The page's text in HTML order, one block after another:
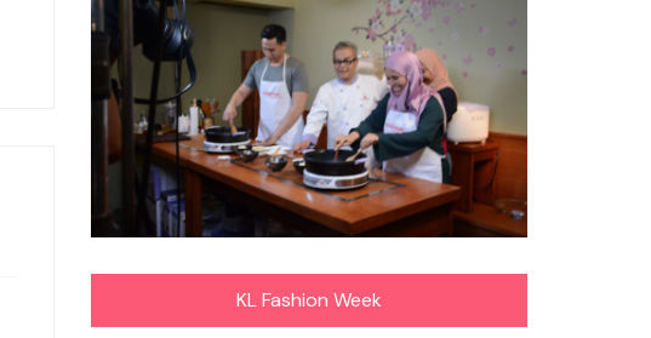
KL Fashion Week